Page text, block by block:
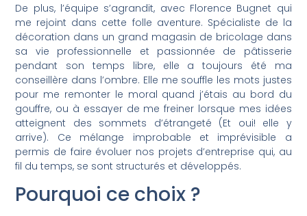
De plus, l’équipe s’agrandit, avec Florence Bugnet qui
me rejoint dans cette folle aventure. Spécialiste de la
décoration dans un grand magasin de bricolage dans
sa vie professionnelle et passionnée de pâtisserie
pendant son temps libre, elle a toujours été ma
conseillère dans l’ombre. Elle me souffle les mots justes
pour me remonter le moral quand j’étais au bord du
gouffre, ou à essayer de me freiner lorsque mes idées
atteignent des sommets d’étrangeté (Et oui! elle y
arrive). Ce mélange improbable et imprévisible a
permis de faire évoluer nos projets d’entreprise qui, au
fil du temps, se sont structurés et développés.
Pourquoi ce choix ?